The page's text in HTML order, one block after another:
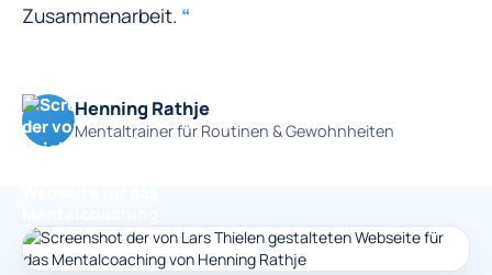
Zusammenarbeit. “
Henning Rathje
Mentaltrainer für Routinen & Gewohnheiten